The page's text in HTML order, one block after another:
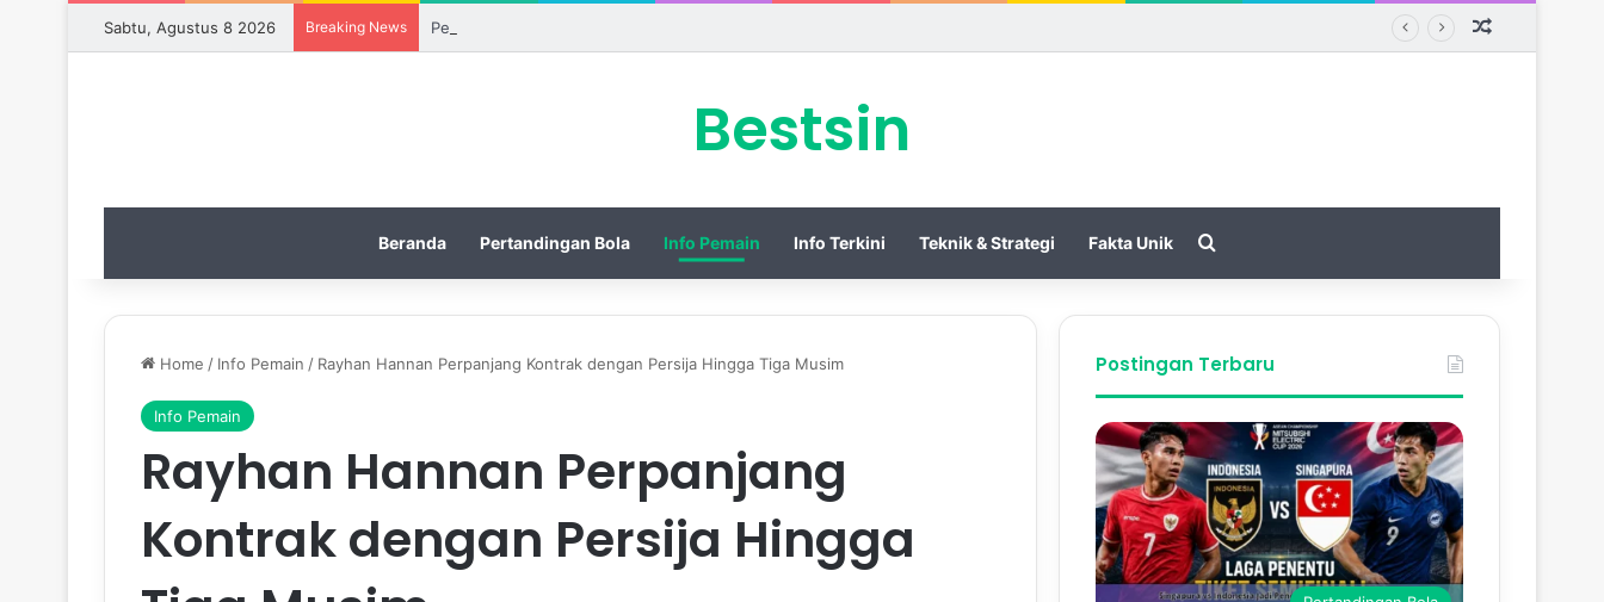
Sabtu, Agustus 8 2026 Breaking News Persija Tutup Piala Presiden 2026 dengan Merebut Posisi Ketiga
Bestsin
Beranda Pertandingan Bola Info Pemain Info Terkini Teknik & Strategi Fakta Unik
Home / Info Pemain / Rayhan Hannan Perpanjang Kontrak dengan Persija Hingga Tiga Musim
Info Pemain
Rayhan Hannan Perpanjang
Kontrak dengan Persija Hingga
Postingan Terbaru